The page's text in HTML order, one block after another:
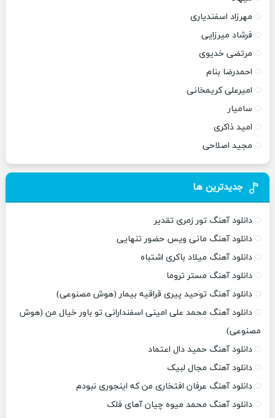
مهرزاد اسفندیاری
فرشاد میرزایی
مرتضی خدیوی
احمدرضا بنام
امیرعلی کریمخانی
سامیار
امید ذاکری
مجید اصلاحی
جدیدترین ها
دانلود آهنگ تور زمری تقدیر
دانلود آهنگ مانی ویس حضور تنهایی
دانلود آهنگ میلاد باکری اشتباه
دانلود آهنگ مستر تروما
دانلود آهنگ توحید پیری قراقیه بیمار (هوش مصنوعی)
دانلود آهنگ محمد علی امینی اسفندارانی تو باور خیال من (هوش
مصنوعی)
دانلود آهنگ حمید دال اعتماد
دانلود آهنگ مجال لبیک
دانلود آهنگ عرفان افتخاری من که اینجوری نبودم
دانلود آهنگ محمد میوه چیان آهای فلک